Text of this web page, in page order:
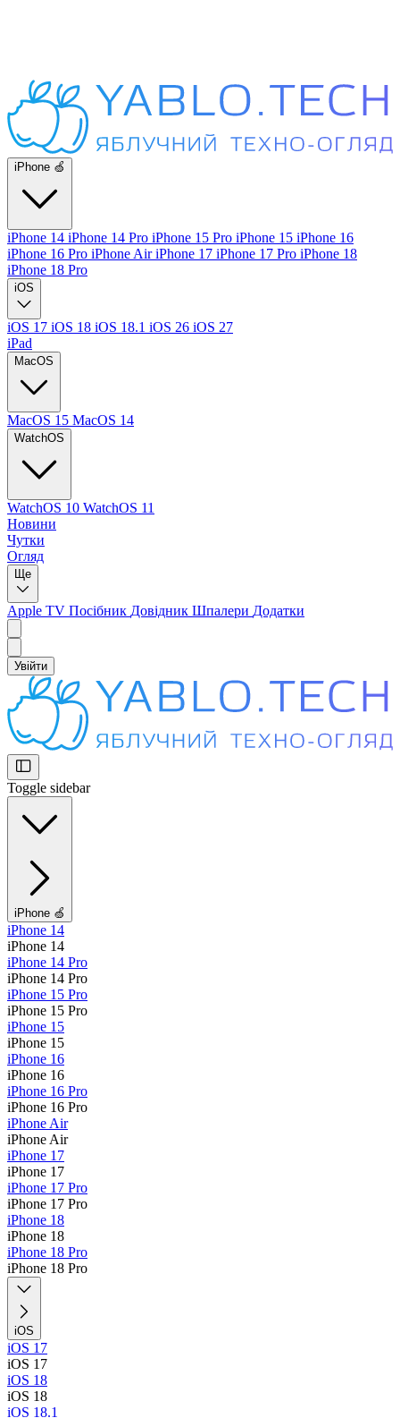
iPhone 🍏
iPhone 14 iPhone 14 Pro iPhone 15 Pro iPhone 15 iPhone 16
iPhone 16 Pro iPhone AiriPhone 17 iPhone 17 Pro iPhone 18
iPhone 18 Pro
iOS
iOS 17 iOS 18 iOS 18.1 iOS 26 iOS 27
iPad
MacOS
MacOS 15 MacOS 14
WatchOS
WatchOS 10 WatchOS 11
Новини
Чутки
Огляд
Ще
Apple TV Посібник Довідник Шпалери Додатки
Увійти
Toggle sidebar
iPhone 🍏
iPhone 14
iPhone 14
iPhone 14 Pro
iPhone 14 Pro
iPhone 15 Pro
iPhone 15 Pro
iPhone 15
iPhone 15
iPhone 16
iPhone 16
iPhone 16 Pro
iPhone 16 Pro
iPhone Air
iPhone Air
iPhone 17
iPhone 17
iPhone 17 Pro
iPhone 17 Pro
iPhone 18
iPhone 18
iPhone 18 Pro
iPhone 18 Pro
iOS
iOS 17
iOS 17
iOS 18
iOS 18
iOS 18.1